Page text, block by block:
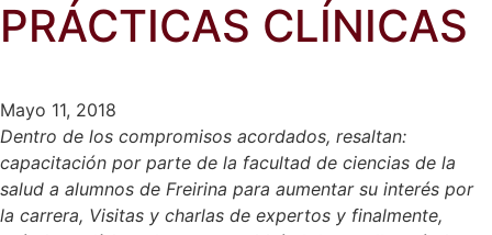
PRÁCTICAS CLÍNICAS
Mayo 11, 2018
Dentro de los compromisos acordados, resaltan:
capacitación por parte de la facultad de ciencias de la
salud a alumnos de Freirina para aumentar su interés por
la carrera, Visitas y charlas de expertos y finalmente,